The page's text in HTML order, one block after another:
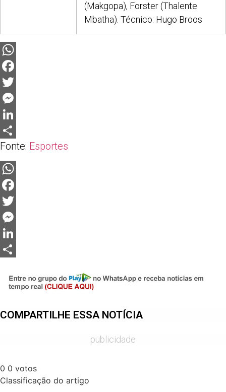
(Makgopa), Forster (Thalente
Mbatha). Técnico: Hugo Broos
WhatsApp
Facebook
Twitter
Messenger
LinkedIn
Share
Fonte: Esportes
WhatsApp
Facebook
Twitter
Messenger
LinkedIn
COMPARTILHE ESSA NOTÍCIA
publicidade
0 0 votos
Classificação do artigo